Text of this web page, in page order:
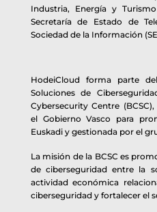
Industria, Energía y
Secretaría de Estado de
Sociedad de la Información
HodeiCloud forma parte
Soluciones de
Cybersecurity Centre
el Gobierno Vasco para
Euskadi y gestionada por el
La misión de la BCSC es
de ciberseguridad entre la
actividad económica
ciberseguridad y fortalecer el